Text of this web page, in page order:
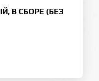
В СБОРЕ (БЕЗ